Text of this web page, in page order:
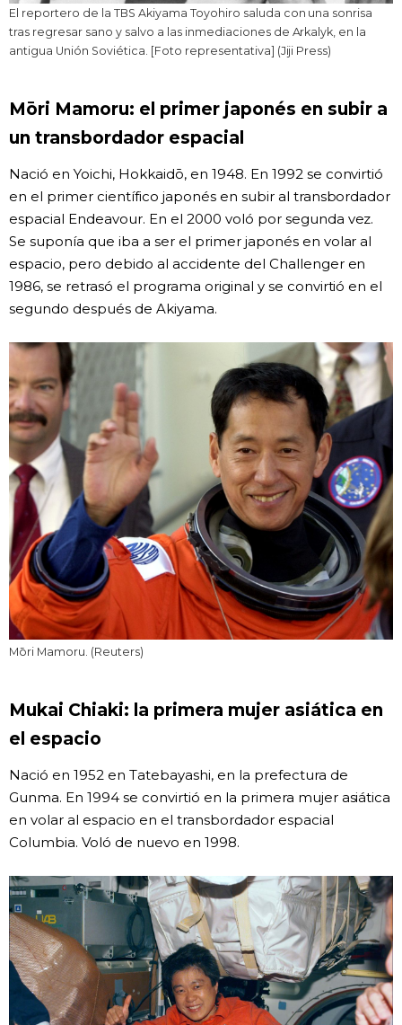
El reportero de la TBS Akiyama Toyohiro saluda con una sonrisa
tras regresar sano y salvo a las inmediaciones de Arkalyk, en la
antigua Unión Soviética. [Foto representativa] (Jiji Press)
Mōri Mamoru: el primer japonés en subir a
un transbordador espacial
Nació en Yoichi, Hokkaidō, en 1948. En 1992 se convirtió
en el primer científico japonés en subir al transbordador
espacial Endeavour. En el 2000 voló por segunda vez.
Se suponía que iba a ser el primer japonés en volar al
espacio, pero debido al accidente del Challenger en
1986, se retrasó el programa original y se convirtió en el
segundo después de Akiyama.
Mōri Mamoru. (Reuters)
Mukai Chiaki: la primera mujer asiática en
el espacio
Nació en 1952 en Tatebayashi, en la prefectura de
Gunma. En 1994 se convirtió en la primera mujer asiática
en volar al espacio en el transbordador espacial
Columbia. Voló de nuevo en 1998.